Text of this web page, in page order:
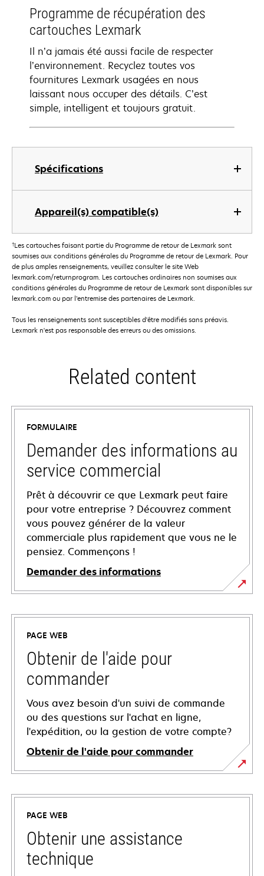
Spécifications
Appareil(s) compatible(s)
Programme de récupération des
cartouches Lexmark
Il n’a jamais été aussi facile de respecter
l’environnement. Recyclez toutes vos
fournitures Lexmark usagées en nous
laissant nous occuper des détails. C’est
simple, intelligent et toujours gratuit.
†Les cartouches faisant partie du Programme de retour de Lexmark sont
soumises aux conditions générales du Programme de retour de Lexmark. Pour
de plus amples renseignements, veuillez consulter le site Web
lexmark.com/returnprogram. Les cartouches ordinaires non soumises aux
conditions générales du Programme de retour de Lexmark sont disponibles sur
lexmark.com ou par l’entremise des partenaires de Lexmark.
Tous les renseignements sont susceptibles d'être modifiés sans préavis.
Lexmark n'est pas responsable des erreurs ou des omissions.
Related content
FORMULAIRE
Demander des informations au
service commercial
Prêt à découvrir ce que Lexmark peut faire
pour votre entreprise ? Découvrez comment
vous pouvez générer de la valeur
commerciale plus rapidement que vous ne le
pensiez. Commençons !
Demander des informations
PAGE WEB
Obtenir de l'aide pour
commander
Vous avez besoin d'un suivi de commande
ou des questions sur l'achat en ligne,
l'expédition, ou la gestion de votre compte?
Obtenir de l'aide pour commander
PAGE WEB
Obtenir une assistance
technique